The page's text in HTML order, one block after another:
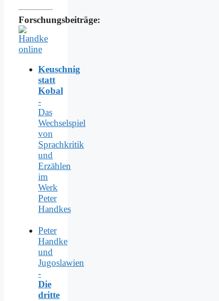
Forschungsbeiträge:
Keuschnig
statt
Kobal
-
Das
Wechselspiel
von
Sprachkritik
und
Erzählen
im
Werk
Peter
Handkes
Peter
Handke
und
Jugoslawien
-
Die
dritte